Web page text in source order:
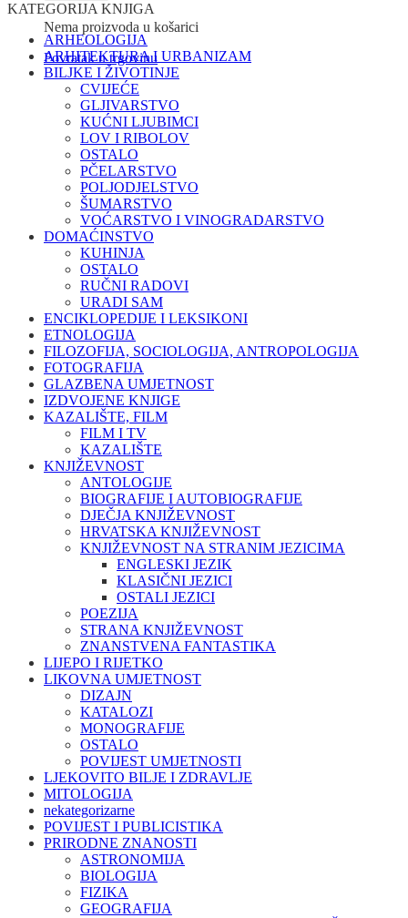
Nema proizvoda u košarici
Povratak u trgovinu
KATEGORIJA KNJIGA
ARHEOLOGIJA
ARHITEKTURA I URBANIZAM
BILJKE I ŽIVOTINJE
CVIJEĆE
GLJIVARSTVO
KUĆNI LJUBIMCI
LOV I RIBOLOV
OSTALO
PČELARSTVO
POLJODJELSTVO
ŠUMARSTVO
VOĆARSTVO I VINOGRADARSTVO
DOMAĆINSTVO
KUHINJA
OSTALO
RUČNI RADOVI
URADI SAM
ENCIKLOPEDIJE I LEKSIKONI
ETNOLOGIJA
FILOZOFIJA, SOCIOLOGIJA, ANTROPOLOGIJA
FOTOGRAFIJA
GLAZBENA UMJETNOST
IZDVOJENE KNJIGE
KAZALIŠTE, FILM
FILM I TV
KAZALIŠTE
KNJIŽEVNOST
ANTOLOGIJE
BIOGRAFIJE I AUTOBIOGRAFIJE
DJEČJA KNJIŽEVNOST
HRVATSKA KNJIŽEVNOST
KNJIŽEVNOST NA STRANIM JEZICIMA
ENGLESKI JEZIK
KLASIČNI JEZICI
OSTALI JEZICI
POEZIJA
STRANA KNJIŽEVNOST
ZNANSTVENA FANTASTIKA
LIJEPO I RIJETKO
LIKOVNA UMJETNOST
DIZAJN
KATALOZI
MONOGRAFIJE
OSTALO
POVIJEST UMJETNOSTI
LJEKOVITO BILJE I ZDRAVLJE
MITOLOGIJA
nekategorizarne
POVIJEST I PUBLICISTIKA
PRIRODNE ZNANOSTI
ASTRONOMIJA
BIOLOGIJA
FIZIKA
GEOGRAFIJA